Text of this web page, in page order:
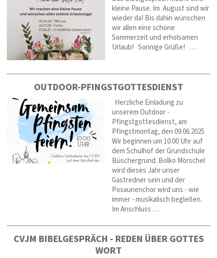
kleine Pause. Im August sind wir
wieder da! Bis dahin wünschen
wir allen eine schöne
Sommerzeit und erholsamen
Urlaub! Sonnige Grüße! …
OUTDOOR-PFINGSTGOTTESDIENST
Herzliche Einladung zu
unserem Outdoor -
Pfingstgottesdienst, am
Pfingstmontag, den 09.06.2025
Wir beginnen um 10.00 Uhr auf
dem Schulhof der Grundschule
Büschergrund. Bolko Mörschel
wird dieses Jahr unser
Gastredner sein und der
Posaunenchor wird uns - wie
immer - musikalisch begleiten.
Im Anschluss …
CVJM BIBELGESPRÄCH - REDEN ÜBER GOTTES
WORT